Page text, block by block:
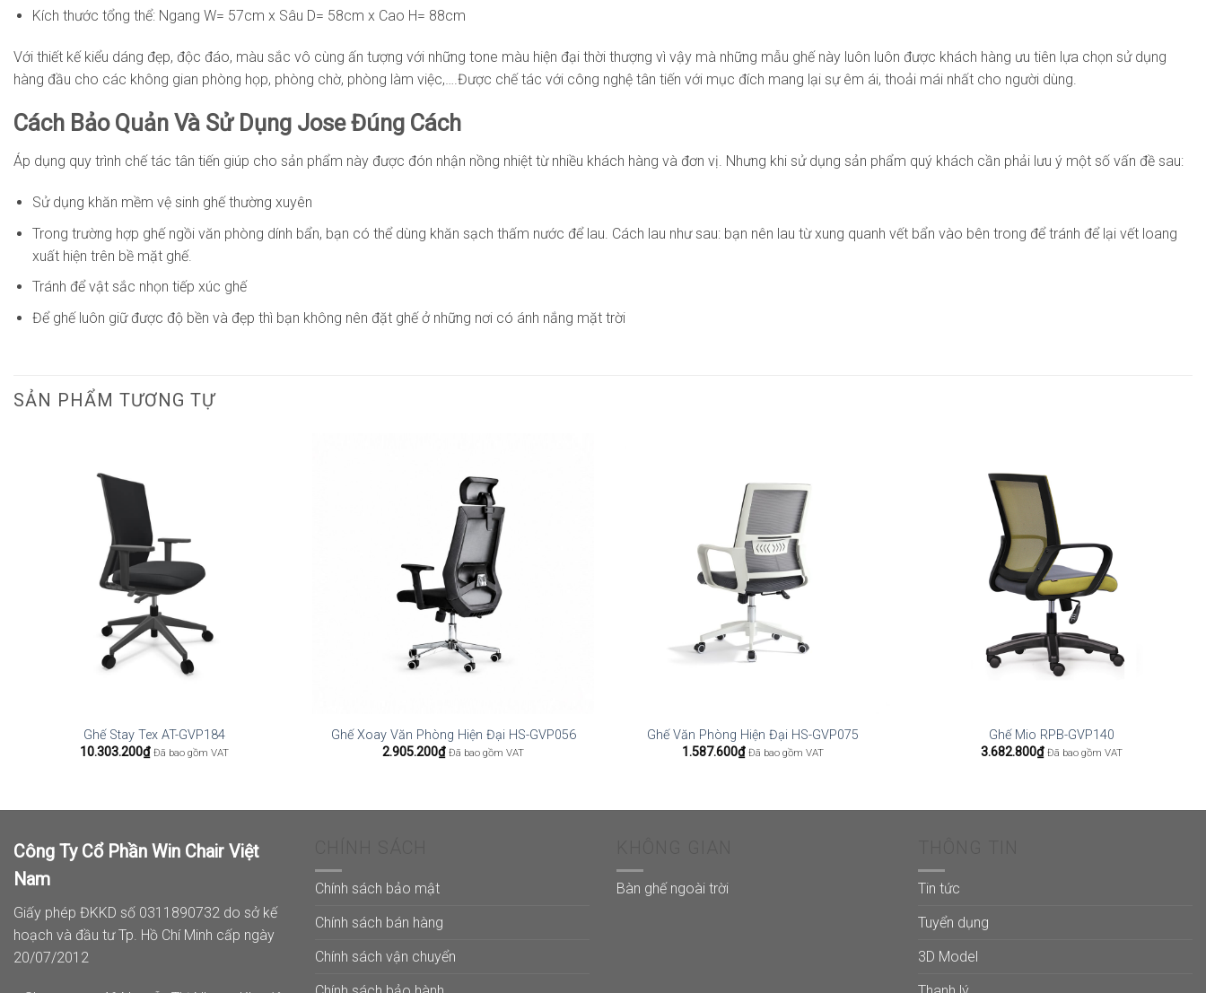
Kích thước tổng thể: Ngang W= 57cm x Sâu D= 58cm x Cao H= 88cm
Với thiết kế kiểu dáng đẹp, độc đáo, màu sắc vô cùng ấn tượng với những tone màu hiện đại thời thượng vì vậy mà những mẫu ghế này luôn luôn được khách hàng ưu tiên lựa chọn sử dụng
hàng đầu cho các không gian phòng họp, phòng chờ, phòng làm việc,….Được chế tác với công nghệ tân tiến với mục đích mang lại sự êm ái, thoải mái nhất cho người dùng.
Cách Bảo Quản Và Sử Dụng Jose Đúng Cách
Áp dụng quy trình chế tác tân tiến giúp cho sản phẩm này được đón nhận nồng nhiệt từ nhiều khách hàng và đơn vị. Nhưng khi sử dụng sản phẩm quý khách cần phải lưu ý một số vấn đề sau:
Sử dụng khăn mềm vệ sinh ghế thường xuyên
Trong trường hợp ghế ngồi văn phòng dính bẩn, bạn có thể dùng khăn sạch thấm nước để lau. Cách lau như sau: bạn nên lau từ xung quanh vết bẩn vào bên trong để tránh để lại vết loang
xuất hiện trên bề mặt ghế.
Tránh để vật sắc nhọn tiếp xúc ghế
Để ghế luôn giữ được độ bền và đẹp thì bạn không nên đặt ghế ở những nơi có ánh nắng mặt trời
SẢN PHẨM TƯƠNG TỰ
Ghế Stay Tex AT-GVP184
10.303.200₫ Đã bao gồm VAT
Ghế Xoay Văn Phòng Hiện Đại HS-GVP056
2.905.200₫ Đã bao gồm VAT
Ghế Văn Phòng Hiện Đại HS-GVP075
1.587.600₫ Đã bao gồm VAT
Ghế Mio RPB-GVP140
3.682.800₫ Đã bao gồm VAT
Công Ty Cổ Phần Win Chair Việt
Nam
Giấy phép ĐKKD số 0311890732 do sở kế
hoạch và đầu tư Tp. Hồ Chí Minh cấp ngày
20/07/2012
Chính sách bảo mật
Chính sách bán hàng
Chính sách vận chuyển
Bàn ghế ngoài trời
Tin tức
Tuyển dụng
3D Model